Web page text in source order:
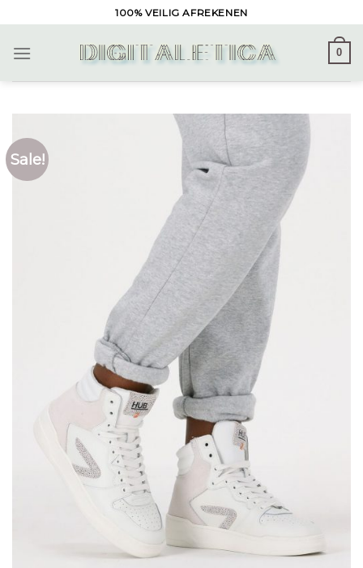
to
content
100% VEILIG AFREKENEN
0
Sale!